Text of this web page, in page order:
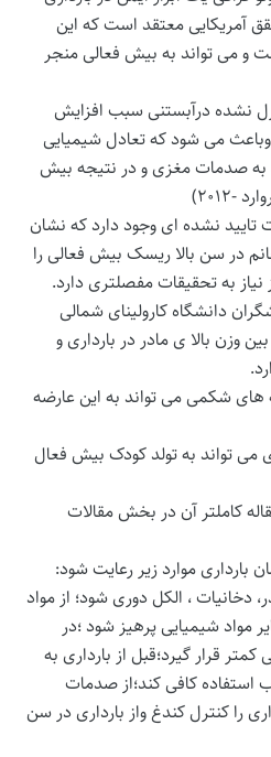
آمریکایی معتقد است که این
و می تواند به بیش فعالی منجر
نشده درآبستنی سبب افزایش
می شود که تعادل شیمیایی
به صدمات مغزی و در نتیجه بیش
۲۰۱۲)
تایید نشده ای وجود دارد که نشان
در سن بالا ریسک بیش فعالی را
نیاز به تحقیقات مفصلتری دارد.
دانشگاه کارولینای شمالی
وزن بالا ی مادر در بارداری و
شکمی می تواند به این عارضه
می تواند به تولد کودک بیش فعال
کاملتر آن در بخش مقالات
بارداری موارد زیر رعایت شود:
دخانیات ، الکل دوری شود؛ از مواد
شیمیایی پرهیز شود ؛در
قرار گیرد؛قبل از بارداری به
استفاده کافی کند؛از صدمات
را کنترل کندغ واز بارداری در سن